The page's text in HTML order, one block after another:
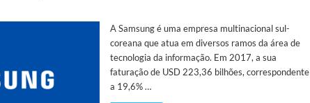
A Samsung é uma empresa multinacional sul-
coreana que atua em diversos ramos da área de
tecnologia da informação. Em 2017, a sua
faturação de USD 223,36 bilhões, correspondente
a 19,6% …